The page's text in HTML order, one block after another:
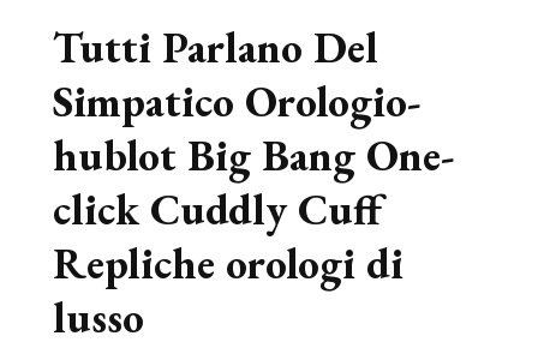
Tutti Parlano Del
Simpatico Orologio-
hublot Big Bang One-
click Cuddly Cuff
Repliche orologi di
lusso